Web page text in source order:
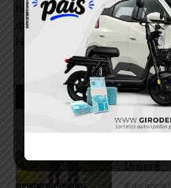
homens por tráfico de
drogas durante Operação
Hércules II em Itaituba
RELACIONADOS
Uruará
4 de